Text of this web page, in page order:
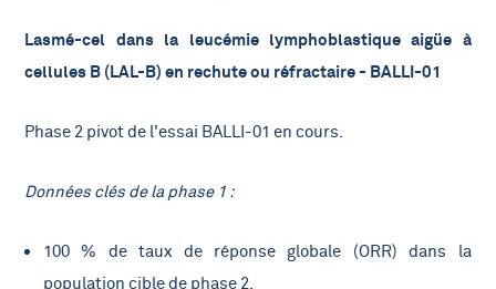
Lasmé-cel dans la leucémie lymphoblastique aigüe à
cellules B (LAL-B) en rechute ou réfractaire - BALLI-01
Phase 2 pivot de l'essai BALLI-01 en cours.
Données clés de la phase 1 :
100 % de taux de réponse globale (ORR) dans la
population cible de phase 2.